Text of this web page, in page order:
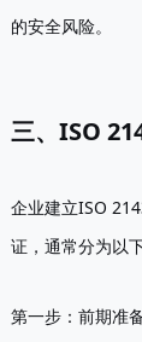
的安全风险。
三、ISO
企业建立ISO
证，通常分为以
第一步：前期准